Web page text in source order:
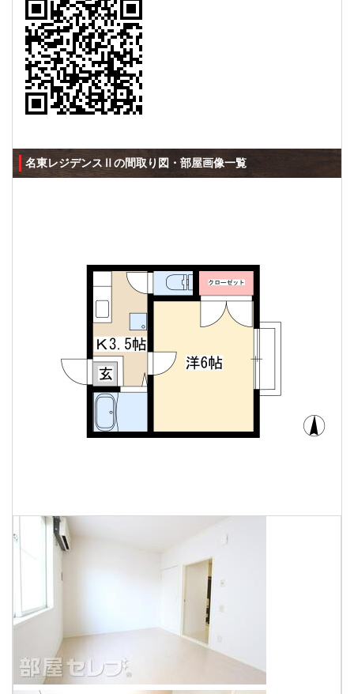
名東レジデンスⅡの間取り図・部屋画像一覧